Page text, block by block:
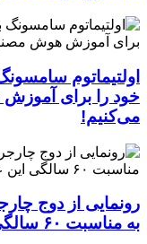
اولتیماتوم
خود را برای
می‌کنیم!
به مناسبت ۶۰ سالگی این عضله‌ساز آمریکایی